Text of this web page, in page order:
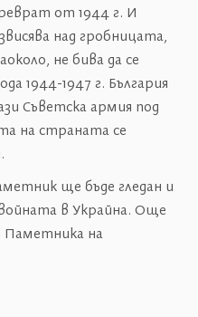
от 1944 г. И
над гробницата,
не бива да се
1944-1947 г. България
Съветска армия под
на страната се
ще бъде гледан и
в Украйна. Още
Паметника на